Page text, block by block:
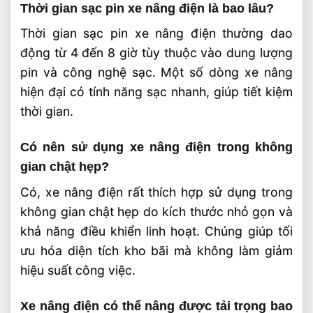
Thời gian sạc pin xe nâng điện là bao lâu?
Thời gian sạc pin xe nâng điện thường dao
động từ 4 đến 8 giờ tùy thuộc vào dung lượng
pin và công nghệ sạc. Một số dòng xe nâng
hiện đại có tính năng sạc nhanh, giúp tiết kiệm
thời gian.
Có nên sử dụng xe nâng điện trong không
gian chật hẹp?
Có, xe nâng điện rất thích hợp sử dụng trong
không gian chật hẹp do kích thước nhỏ gọn và
khả năng điều khiển linh hoạt. Chúng giúp tối
ưu hóa diện tích kho bãi mà không làm giảm
hiệu suất công việc.
Xe nâng điện có thể nâng được tải trọng bao